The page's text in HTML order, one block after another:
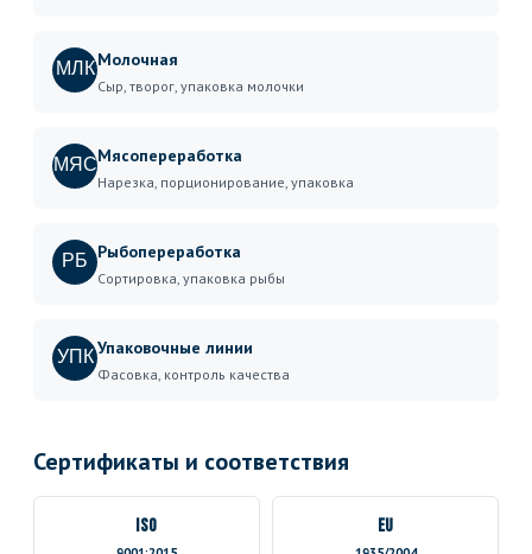
МЛКМолочная
Сыр, творог, упаковка молочки
МЯСМясопереработка
Нарезка, порционирование, упаковка
РБ Рыбопереработка
Сортировка, упаковка рыбы
УПКУпаковочные линии
Фасовка, контроль качества
Сертификаты и соответствия
ISO EU